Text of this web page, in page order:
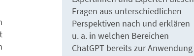
Fragen aus unterschiedlichen
Perspektiven nach und erklären
u. a. in welchen Bereichen
ChatGPT bereits zur Anwendung